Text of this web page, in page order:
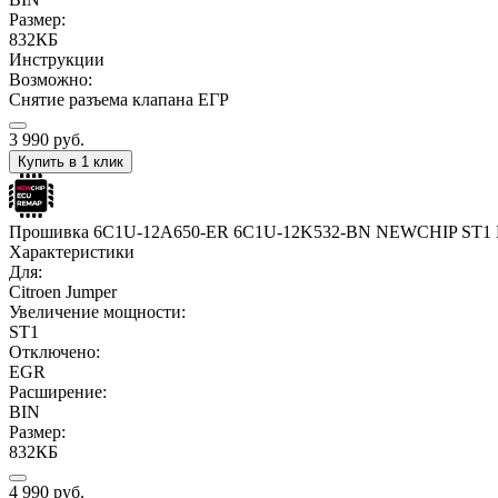
Размер:
832КБ
Инструкции
Возможно:
Снятие разъема клапана ЕГР
3 990 руб.
Купить в 1 клик
Прошивка 6C1U-12A650-ER 6C1U-12K532-BN NEWCHIP ST1
Характеристики
Для:
Citroen Jumper
Увеличение мощности:
ST1
Отключено:
EGR
Расширение:
BIN
Размер:
832КБ
4 990 руб.